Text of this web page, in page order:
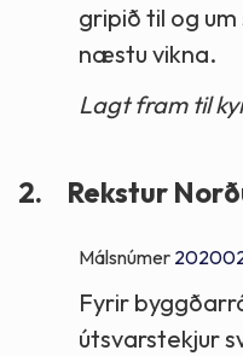
gripið til og
næstu vikna.
Lagt fram til
2. Rekstur
Málsnúmer
Fyrir
útsvarstekjur